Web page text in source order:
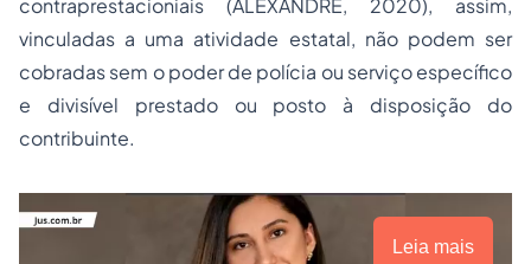
contraprestacioniais (ALEXANDRE, 2020), assim,
vinculadas a uma atividade estatal, não podem ser
cobradas sem o poder de polícia ou serviço específico
e divisível prestado ou posto à disposição do
contribuinte.
Leia mais